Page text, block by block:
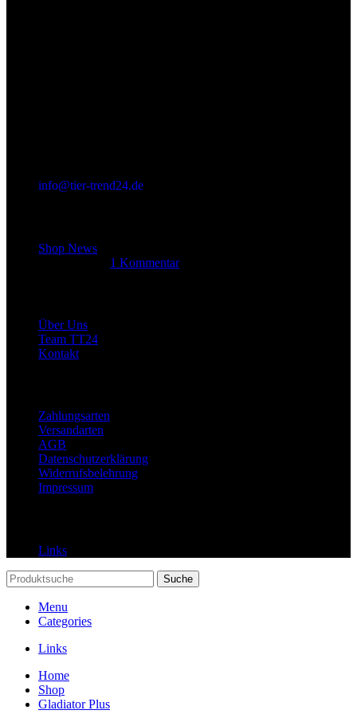
info@tier-trend24.de
Shop News
1 Kommentar
Über Uns
Team TT24
Kontakt
Zahlungsarten
Versandarten
AGB
Datenschutzerklärung
Widerrufsbelehrung
Impressum
Links
Suche
Menu
Categories
Links
Home
Shop
Gladiator Plus